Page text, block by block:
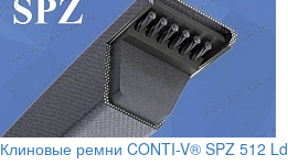
Клиновые ремни CONTI-V® SPZ 512 Ld